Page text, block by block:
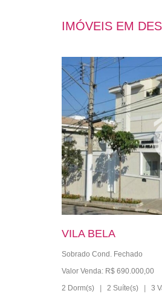
IMÓVEIS EM
VILA BELA
Sobrado Cond. Fechado
Valor Venda: R$ 690.000,00
2 Dorm(s)
2 Suíte(s) 3